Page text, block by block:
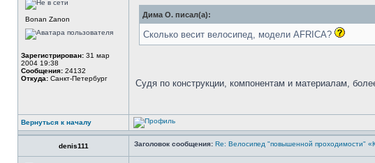
Bonan Zanon
Зарегистрирован: 31 мар
2004 19:38
Сообщения: 24132
Откуда: Санкт-Петербург
Дима О. писал(а):
Сколько весит велосипед, модели AFRICA?
Судя по конструкции, компонентам и материалам,
Вернуться к началу
denis111 Заголовок сообщения: Re: Велосипед "повышенной проходимости"